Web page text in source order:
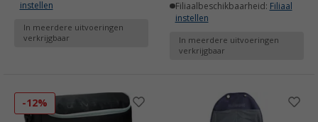
instellen
In meerdere uitvoeringen
verkrijgbaar
Filiaalbeschikbaarheid: Filiaal
instellen
In meerdere uitvoeringen
verkrijgbaar
-12%